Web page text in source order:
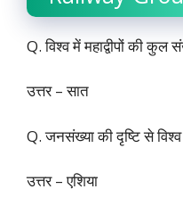
Q. विश्व में महाद्वीपों की कुल
उत्तर – सात
Q. जनसंख्या की दृष्टि से
उत्तर – एशिया